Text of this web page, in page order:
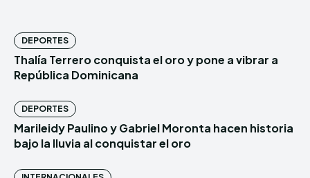
DEPORTES
Thalía Terrero conquista el oro y pone a vibrar a
República Dominicana
DEPORTES
Marileidy Paulino y Gabriel Moronta hacen historia
bajo la lluvia al conquistar el oro